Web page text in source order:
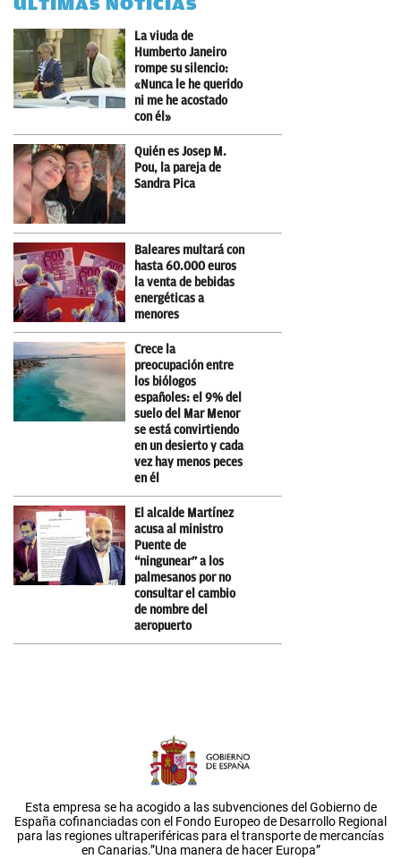
La viuda de
Humberto Janeiro
rompe su silencio:
«Nunca le he querido
ni me he acostado
con él»
Quién es Josep M.
Pou, la pareja de
Sandra Pica
Baleares multará con
hasta 60.000 euros
la venta de bebidas
energéticas a
menores
Crece la
preocupación entre
los biólogos
españoles: el 9% del
suelo del Mar Menor
se está convirtiendo
en un desierto y cada
vez hay menos peces
en él
El alcalde Martínez
acusa al ministro
Puente de
“ningunear” a los
palmesanos por no
consultar el cambio
de nombre del
aeropuerto
Esta empresa se ha acogido a las subvenciones del Gobierno de
España cofinanciadas con el Fondo Europeo de Desarrollo Regional
para las regiones ultraperiféricas para el transporte de mercancías
en Canarias.”Una manera de hacer Europa”